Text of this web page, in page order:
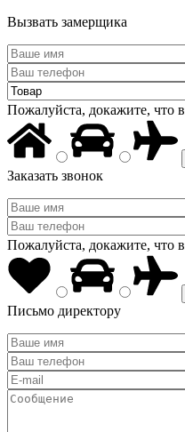
Вызвать замерщика
Пожалуйста, докажите, что
Заказать звонок
Пожалуйста, докажите, что
Письмо директору